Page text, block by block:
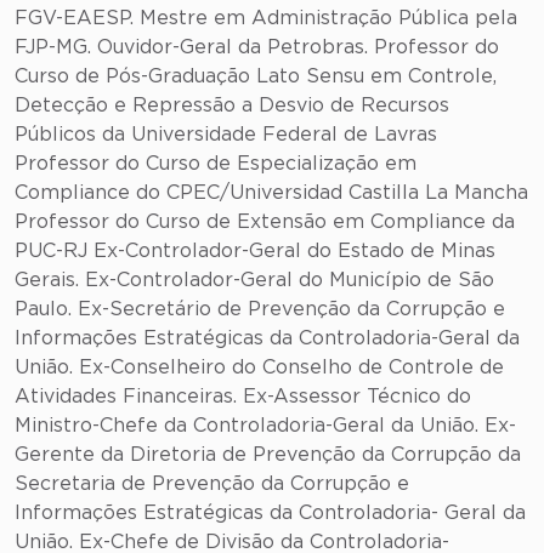
FGV-EAESP. Mestre em Administração Pública pela
FJP-MG. Ouvidor-Geral da Petrobras. Professor do
Curso de Pós-Graduação Lato Sensu em Controle,
Detecção e Repressão a Desvio de Recursos
Públicos da Universidade Federal de Lavras
Professor do Curso de Especialização em
Compliance do CPEC/Universidad Castilla La Mancha
Professor do Curso de Extensão em Compliance da
PUC-RJ Ex-Controlador-Geral do Estado de Minas
Gerais. Ex-Controlador-Geral do Município de São
Paulo. Ex-Secretário de Prevenção da Corrupção e
Informações Estratégicas da Controladoria-Geral da
União. Ex-Conselheiro do Conselho de Controle de
Atividades Financeiras. Ex-Assessor Técnico do
Ministro-Chefe da Controladoria-Geral da União. Ex-
Gerente da Diretoria de Prevenção da Corrupção da
Secretaria de Prevenção da Corrupção e
Informações Estratégicas da Controladoria- Geral da
União. Ex-Chefe de Divisão da Controladoria-